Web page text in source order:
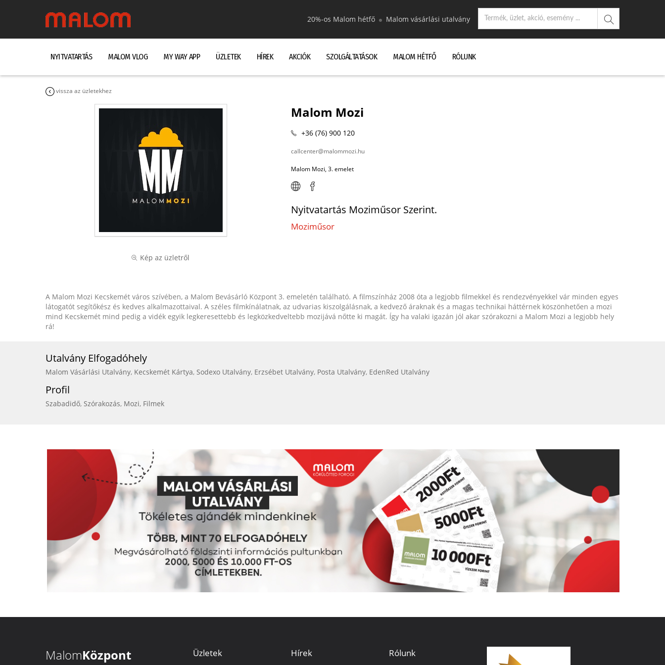
20%-os Malom hétfő Malom vásárlási utalvány
NYITVATARTÁS MALOM VLOG MY WAY APP ÜZLETEK HÍREK AKCIÓK SZOLGÁLTATÁSOK MALOM HÉTFŐ RÓLUNK
vissza az üzletekhez
Kép az üzletről
Malom Mozi
+36 (76) 900 120
callcenter@malommozi.hu
Malom Mozi, 3. emelet
Nyitvatartás Moziműsor Szerint.
Moziműsor
A Malom Mozi Kecskemét város szívében, a Malom Bevásárló Központ 3. emeletén található. A filmszínház 2008 óta a legjobb filmekkel és rendezvényekkel vár minden egyes
látogatót segítőkész és kedves alkalmazottaival. A széles filmkínálatnak, az udvarias kiszolgálásnak, a kedvező áraknak és a magas technikai háttérnek köszönhetően a mozi
mind Kecskemét mind pedig a vidék egyik legkeresettebb és legközkedveltebb mozijává nőtte ki magát. Így ha valaki igazán jól akar szórakozni a Malom Mozi a legjobb hely
rá!
Utalvány Elfogadóhely
Malom Vásárlási Utalvány, Kecskemét Kártya, Sodexo Utalvány, Erzsébet Utalvány, Posta Utalvány, EdenRed Utalvány
Profil
Szabadidő, Szórakozás, Mozi, Filmek
MalomKözpont Üzletek Hírek Rólunk